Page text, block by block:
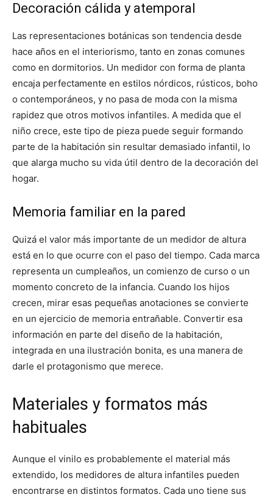
Decoración cálida y atemporal
Las representaciones botánicas son tendencia desde
hace años en el interiorismo, tanto en zonas comunes
como en dormitorios. Un medidor con forma de planta
encaja perfectamente en estilos nórdicos, rústicos, boho
o contemporáneos, y no pasa de moda con la misma
rapidez que otros motivos infantiles. A medida que el
niño crece, este tipo de pieza puede seguir formando
parte de la habitación sin resultar demasiado infantil, lo
que alarga mucho su vida útil dentro de la decoración del
hogar.
Memoria familiar en la pared
Quizá el valor más importante de un medidor de altura
está en lo que ocurre con el paso del tiempo. Cada marca
representa un cumpleaños, un comienzo de curso o un
momento concreto de la infancia. Cuando los hijos
crecen, mirar esas pequeñas anotaciones se convierte
en un ejercicio de memoria entrañable. Convertir esa
información en parte del diseño de la habitación,
integrada en una ilustración bonita, es una manera de
darle el protagonismo que merece.
Materiales y formatos más
habituales
Aunque el vinilo es probablemente el material más
extendido, los medidores de altura infantiles pueden
encontrarse en distintos formatos. Cada uno tiene sus